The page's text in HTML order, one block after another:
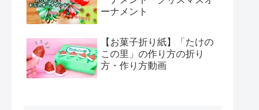
ーナメント
【お菓子折り紙】「たけの
この里」の作り方の折り
方・作り方動画